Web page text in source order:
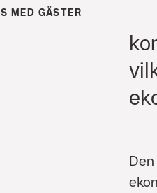
MED GÄSTER
Den